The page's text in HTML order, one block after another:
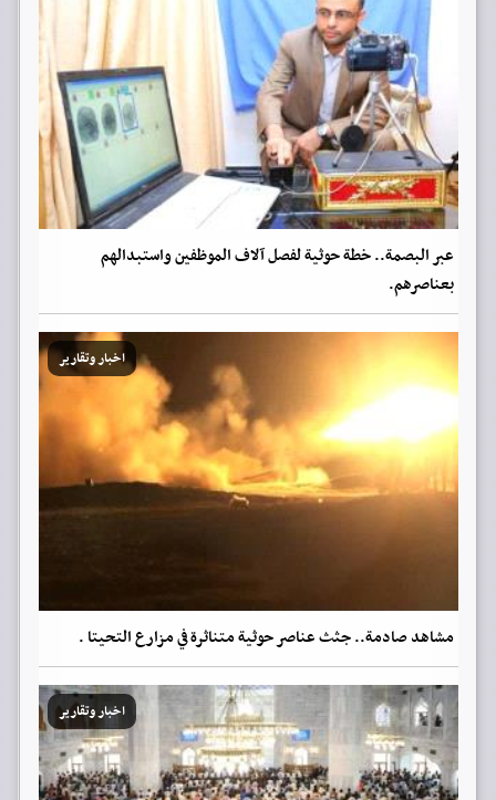
عبر البصمة.. خطة حوثية لفصل آلاف الموظفين واستبدالهم
بعناصرهم.
اخبار وتقارير
مشاهد صادمة.. جثث عناصر حوثية متناثرة في مزارع التحيتا .
اخبار وتقارير